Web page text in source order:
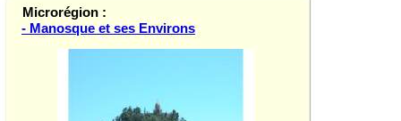
Microrégion :
- Manosque et ses Environs